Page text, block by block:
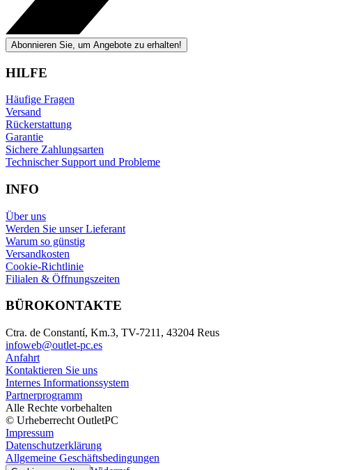
Abonnieren Sie, um Angebote zu erhalten!
HILFE
Häufige Fragen
Versand
Rückerstattung
Garantie
Sichere Zahlungsarten
Technischer Support und Probleme
INFO
Über uns
Werden Sie unser Lieferant
Warum so günstig
Versandkosten
Cookie-Richtlinie
Filialen & Öffnungszeiten
BÜROKONTAKTE
Ctra. de Constantí, Km.3, TV-7211, 43204 Reus
infoweb@outlet-pc.es
Anfahrt
Kontaktieren Sie uns
Internes Informationssystem
Partnerprogramm
Alle Rechte vorbehalten
© Urheberrecht OutletPC
Impressum
Datenschutzerklärung
Allgemeine Geschäftsbedingungen